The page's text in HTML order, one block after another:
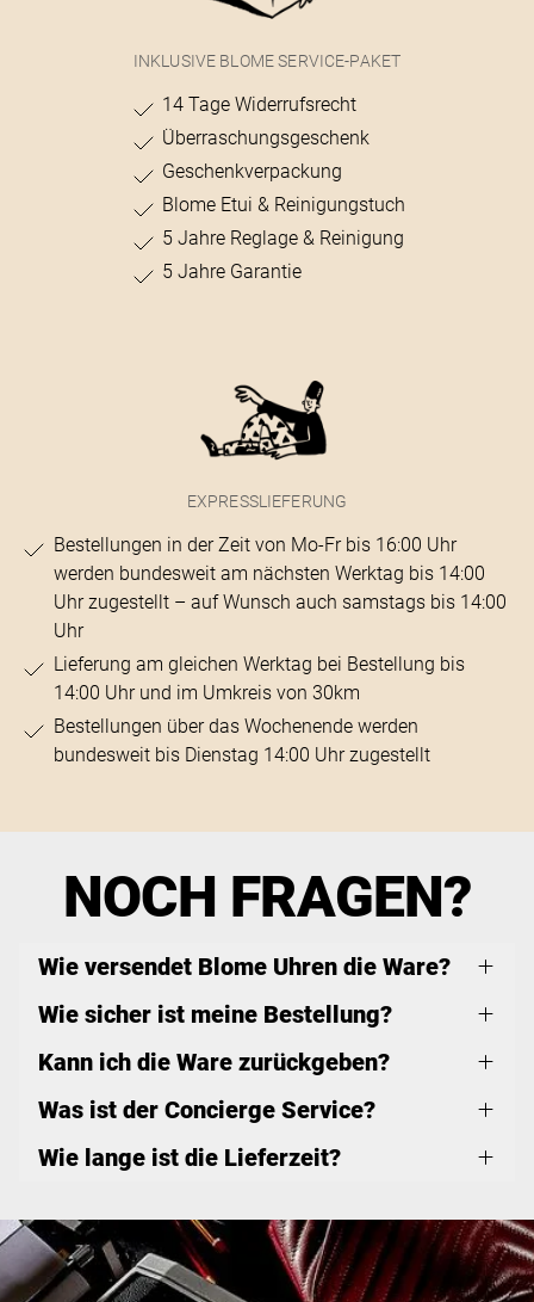
INKLUSIVE BLOME SERVICE-PAKET
14 Tage Widerrufsrecht
Überraschungsgeschenk
Geschenkverpackung
Blome Etui & Reinigungstuch
5 Jahre Reglage & Reinigung
5 Jahre Garantie
EXPRESSLIEFERUNG
Bestellungen in der Zeit von Mo-Fr bis 16:00 Uhr
werden bundesweit am nächsten Werktag bis 14:00
Uhr zugestellt – auf Wunsch auch samstags bis 14:00
Uhr
Lieferung am gleichen Werktag bei Bestellung bis
14:00 Uhr und im Umkreis von 30km
Bestellungen über das Wochenende werden
bundesweit bis Dienstag 14:00 Uhr zugestellt
NOCH FRAGEN?
Wie versendet Blome Uhren die Ware?
Wie sicher ist meine Bestellung?
Kann ich die Ware zurückgeben?
Was ist der Concierge Service?
Wie lange ist die Lieferzeit?